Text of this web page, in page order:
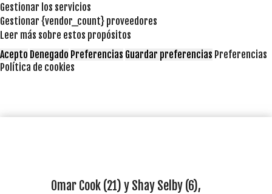
Gestionar los servicios
Gestionar {vendor_count} proveedores
Leer más sobre estos propósitos
Acepto Denegado Preferencias Guardar preferencias Preferencias
Política de cookies
Omar Cook (21) y Shay Selby (6),